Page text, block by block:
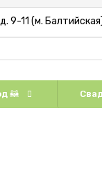
9-11 (м.
🦝